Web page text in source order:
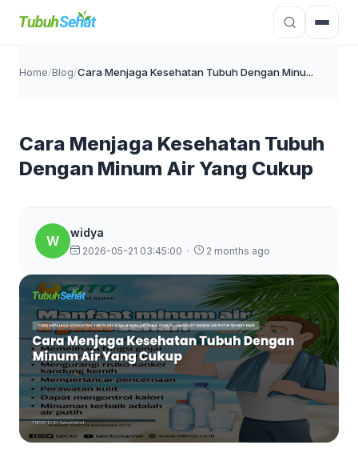
Home/Blog/Cara Menjaga Kesehatan Tubuh Dengan Minu...
Cara Menjaga Kesehatan Tubuh
Dengan Minum Air Yang Cukup
W
widya
2026-05-21 03:45:00 · 2 months ago